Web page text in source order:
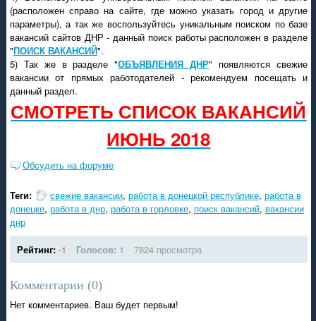
(расположен справо на сайте, где можно указать город и другие
параметры), а так же воспользуйтесь уникальным поиском по базе
вакансий сайтов ДНР - данный поиск работы расположен в разделе
"ПОИСК ВАКАНСИЙ".
5) Так же в разделе "ОБЪЯВЛЕНИЯ ДНР" появляются свежие
вакансии от прямых работодателей - рекомендуем посещать и
данный раздел.
СМОТРЕТЬ СПИСОК ВАКАНСИЙ
ИЮНЬ 2018
Обсудить на форуме
Теги: свежие вакансии, работа в донецкой республике, работа в
донецке, работа в днр, работа в горловке, поиск вакансий, вакансии
днр
Рейтинг: -1 Голосов: 1 7824 просмотра
Комментарии (0)
Нет комментариев. Ваш будет первым!